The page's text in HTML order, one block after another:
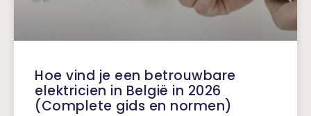
Hoe vind je een betrouwbare
elektricien in België in 2026
(Complete gids en normen)